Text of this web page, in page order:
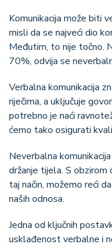
Komunikacija može biti
misli da se najveći dio
Međutim, to nije točno.
70%, odvija se
Verbalna komunikacija
riječima, a uključuje
potrebno je naći
ćemo tako osigurati
Neverbalna
držanje tijela. S obzirom
taj način, možemo reći
naših odnosa.
Jedna od ključnih
usklađenost verbalne i